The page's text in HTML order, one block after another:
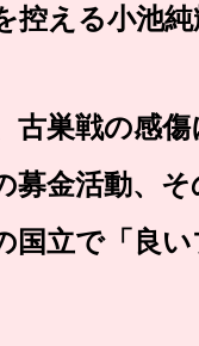
控える小池
古巣戦の感
募金活動、そ
国立で「良